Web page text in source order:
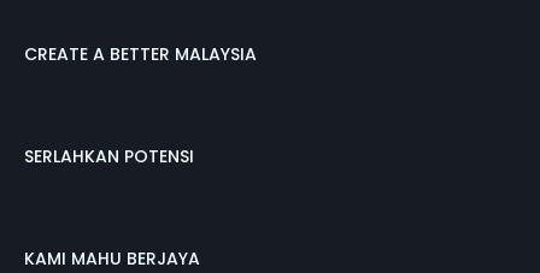
CREATE A BETTER MALAYSIA
SERLAHKAN POTENSI
KAMI MAHU BERJAYA